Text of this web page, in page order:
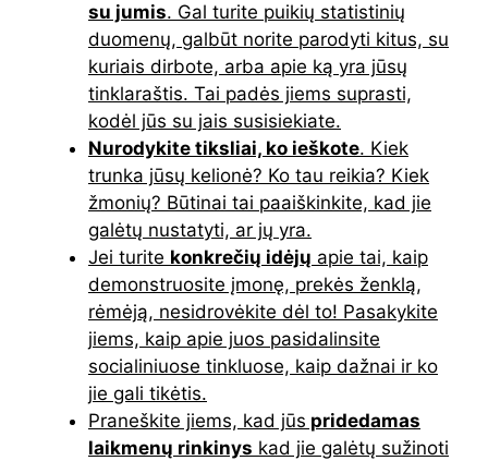
su jumis. Gal turite puikių statistinių
duomenų, galbūt norite parodyti kitus, su
kuriais dirbote, arba apie ką yra jūsų
tinklaraštis. Tai padės jiems suprasti,
kodėl jūs su jais susisiekiate.
Nurodykite tiksliai, ko ieškote. Kiek
trunka jūsų kelionė? Ko tau reikia? Kiek
žmonių? Būtinai tai paaiškinkite, kad jie
galėtų nustatyti, ar jų yra.
Jei turite konkrečių idėjų apie tai, kaip
demonstruosite įmonę, prekės ženklą,
rėmėją, nesidrovėkite dėl to! Pasakykite
jiems, kaip apie juos pasidalinsite
socialiniuose tinkluose, kaip dažnai ir ko
jie gali tikėtis.
Praneškite jiems, kad jūs pridedamas
laikmenų rinkinys kad jie galėtų sužinoti